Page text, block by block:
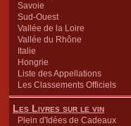
Savoie
Sud-Ouest
Vallée de la Loire
Vallée du Rhône
Italie
Hongrie
Liste des Appellations
Les Classements Officiels
Les Livres sur le vin
Plein d'Idées de Cadeaux